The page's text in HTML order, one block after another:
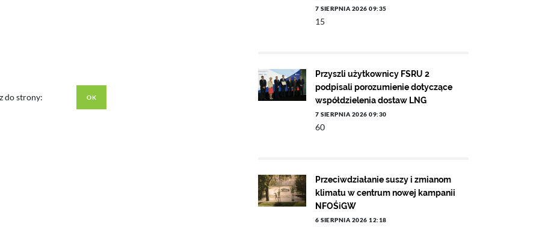
do strony:
7 SIERPNIA 2026 09:35
15
Przyszli użytkownicy FSRU 2
podpisali porozumienie dotyczące
współdzielenia dostaw LNG
7 SIERPNIA 2026 09:30
60
Przeciwdziałanie suszy i zmianom
klimatu w centrum nowej kampanii
NFOŚiGW
6 SIERPNIA 2026 12:18